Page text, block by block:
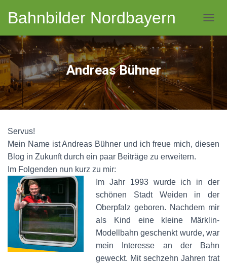
Bahnbilder Nordbayern
Andreas Bühner
Servus!
Mein Name ist Andreas Bühner und ich freue mich, diesen
Blog in Zukunft durch ein paar Beiträge zu erweitern.
Im Folgenden nun kurz zu mir:
Im Jahr 1993 wurde ich in der
schönen Stadt Weiden in der
Oberpfalz geboren. Nachdem mir
als Kind eine kleine Märklin-
Modellbahn geschenkt wurde, war
mein Interesse an der Bahn
geweckt. Mit sechzehn Jahren trat